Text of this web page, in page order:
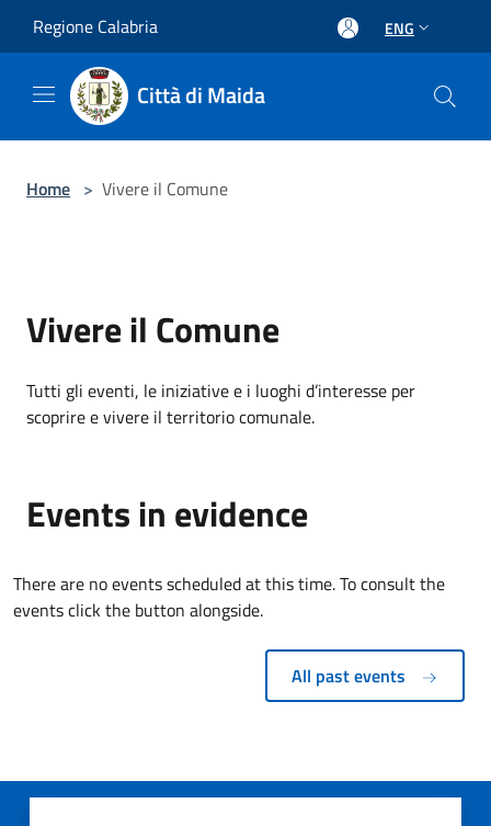
Regione Calabria ENG
Città di Maida
Home > Vivere il Comune
Vivere il Comune
Tutti gli eventi, le iniziative e i luoghi d’interesse per
scoprire e vivere il territorio comunale.
Events in evidence
There are no events scheduled at this time. To consult the
events click the button alongside.
All past events